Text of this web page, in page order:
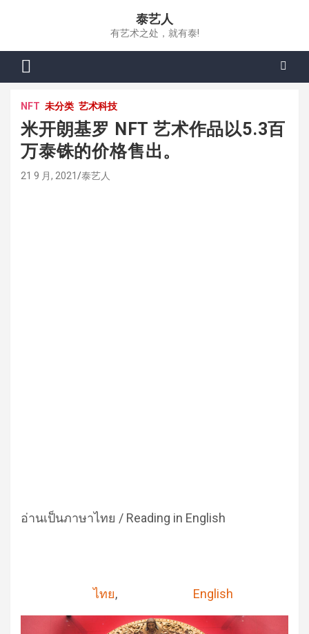
泰艺人
有艺术之处，就有泰!
NFT 未分类 艺术科技
米开朗基罗 NFT 艺术作品以5.3百
万泰铢的价格售出。
21 9 月, 2021 泰艺人
อ่านเป็นภาษาไทย / Reading in English
ไทย English